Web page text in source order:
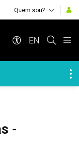
Quem sou?
EN